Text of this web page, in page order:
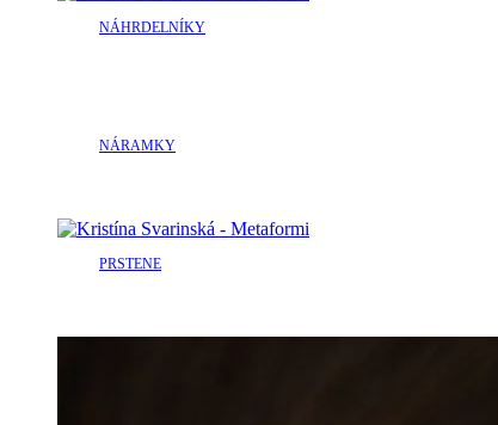
NÁHRDELNÍKY
NÁRAMKY
PRSTENE